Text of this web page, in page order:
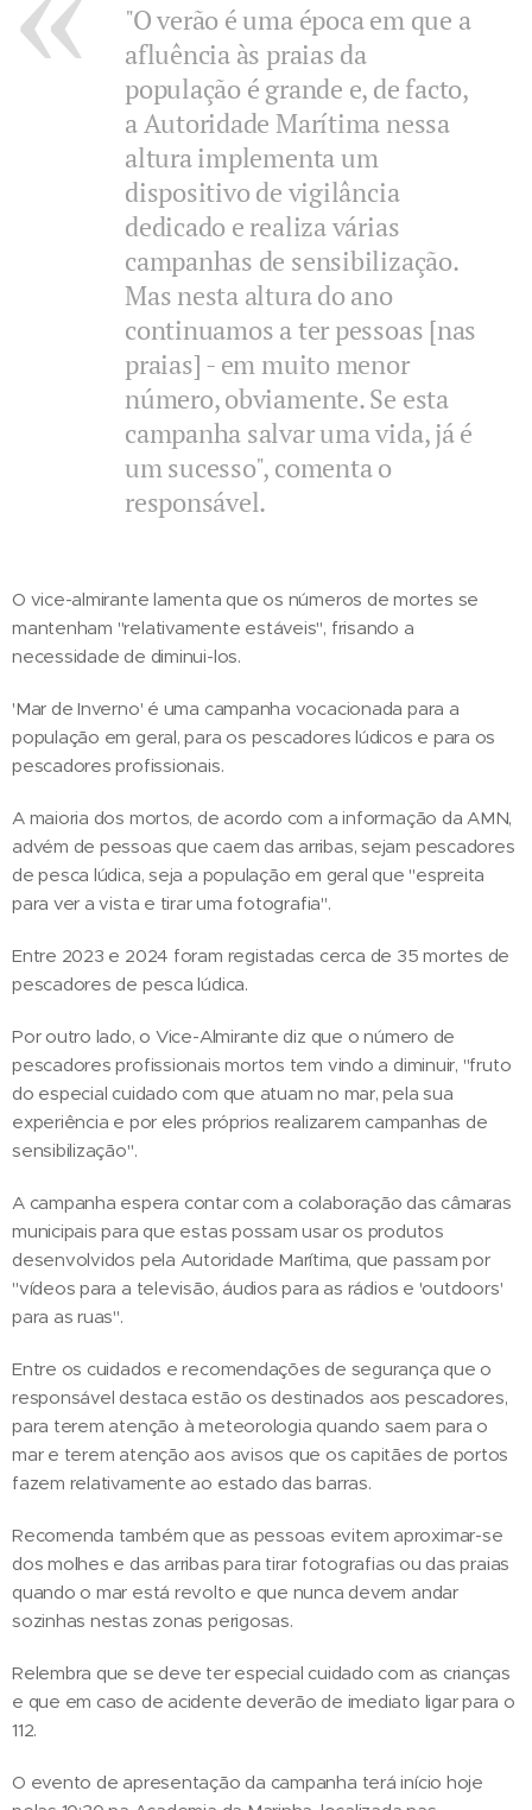
"O verão é uma época em que a
afluência às praias da
população é grande e, de facto,
a Autoridade Marítima nessa
altura implementa um
dispositivo de vigilância
dedicado e realiza várias
campanhas de sensibilização.
Mas nesta altura do ano
continuamos a ter pessoas [nas
praias] - em muito menor
número, obviamente. Se esta
campanha salvar uma vida, já é
um sucesso", comenta o
responsável.
O vice-almirante lamenta que os números de mortes se
mantenham "relativamente estáveis", frisando a
necessidade de diminui-los.
'Mar de Inverno' é uma campanha vocacionada para a
população em geral, para os pescadores lúdicos e para os
pescadores profissionais.
A maioria dos mortos, de acordo com a informação da AMN,
advém de pessoas que caem das arribas, sejam pescadores
de pesca lúdica, seja a população em geral que "espreita
para ver a vista e tirar uma fotografia".
Entre 2023 e 2024 foram registadas cerca de 35 mortes de
pescadores de pesca lúdica.
Por outro lado, o Vice-Almirante diz que o número de
pescadores profissionais mortos tem vindo a diminuir, "fruto
do especial cuidado com que atuam no mar, pela sua
experiência e por eles próprios realizarem campanhas de
sensibilização".
A campanha espera contar com a colaboração das câmaras
municipais para que estas possam usar os produtos
desenvolvidos pela Autoridade Marítima, que passam por
"vídeos para a televisão, áudios para as rádios e 'outdoors'
para as ruas".
Entre os cuidados e recomendações de segurança que o
responsável destaca estão os destinados aos pescadores,
para terem atenção à meteorologia quando saem para o
mar e terem atenção aos avisos que os capitães de portos
fazem relativamente ao estado das barras.
Recomenda também que as pessoas evitem aproximar-se
dos molhes e das arribas para tirar fotografias ou das praias
quando o mar está revolto e que nunca devem andar
sozinhas nestas zonas perigosas.
Relembra que se deve ter especial cuidado com as crianças
e que em caso de acidente deverão de imediato ligar para o
112.
O evento de apresentação da campanha terá início hoje